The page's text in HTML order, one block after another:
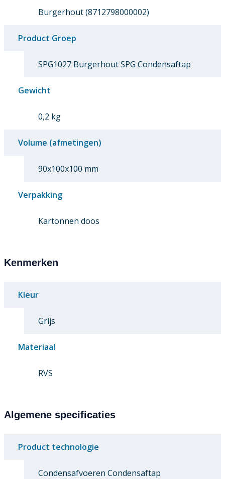
Burgerhout (8712798000002)
Product Groep
SPG1027 Burgerhout SPG Condensaftap
Gewicht
0,2 kg
Volume (afmetingen)
90x100x100 mm
Verpakking
Kartonnen doos
Kenmerken
Kleur
Grijs
Materiaal
RVS
Algemene specificaties
Product technologie
Condensafvoeren Condensaftap